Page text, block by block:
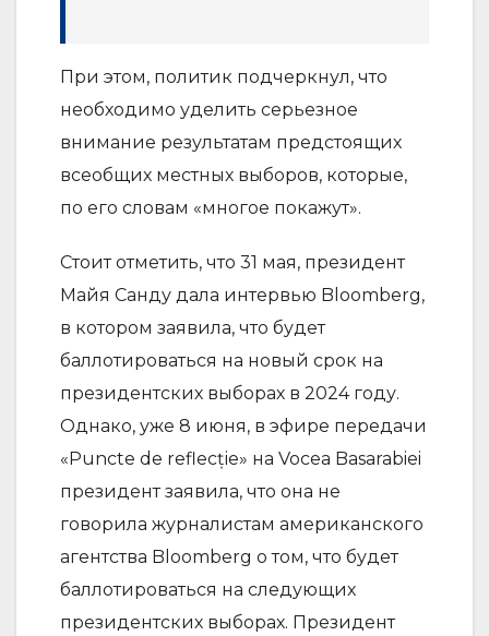
При этом, политик подчеркнул, что
необходимо уделить серьезное
внимание результатам предстоящих
всеобщих местных выборов, которые,
по его словам «многое покажут».
Стоит отметить, что 31 мая, президент
Майя Санду дала интервью Bloomberg,
в котором заявила, что будет
баллотироваться на новый срок на
президентских выборах в 2024 году.
Однако, уже 8 июня, в эфире передачи
«Puncte de reflecție» на Vocea Basarabiei
президент заявила, что она не
говорила журналистам американского
агентства Bloomberg о том, что будет
баллотироваться на следующих
президентских выборах. Президент